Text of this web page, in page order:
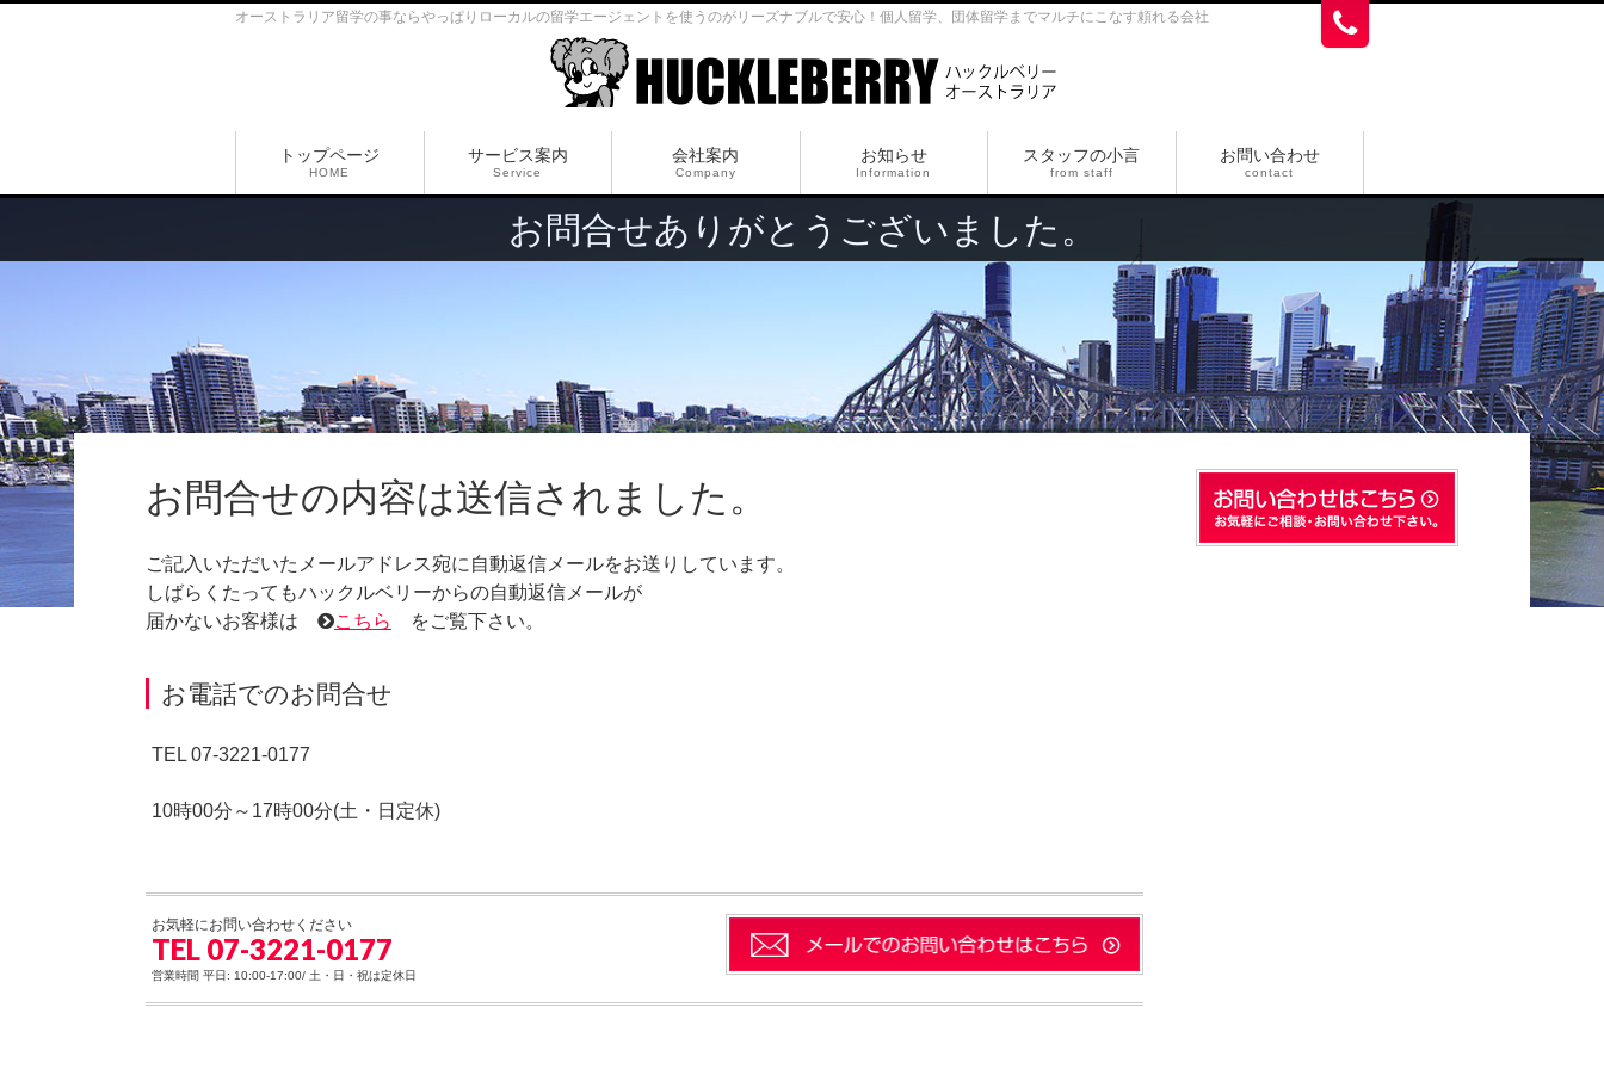
オーストラリア留学の事ならやっぱりローカルの留学エージェントを使うのがリーズナブルで安心！個人留学、団体留学までマルチにこなす頼れる会社
トップページ
HOME
サービス案内
Service
会社案内
Company
お知らせ
Information
スタッフの小言
from staff
お問い合わせ
contact
お問合せありがとうございました。
HOME» お問合せありがとうございました。
お問合せの内容は送信されました。
ご記入いただいたメールアドレス宛に自動返信メールをお送りしています。
しばらくたってもハックルベリーからの自動返信メールが
届かないお客様は
こちら をご覧下さい。
お電話でのお問合せ
TEL 07-3221-0177
10時00分～17時00分(土・日定休)
お気軽にお問い合わせください
TEL 07-3221-0177
営業時間 平日: 10:00-17:00/ 土・日・祝は定休日